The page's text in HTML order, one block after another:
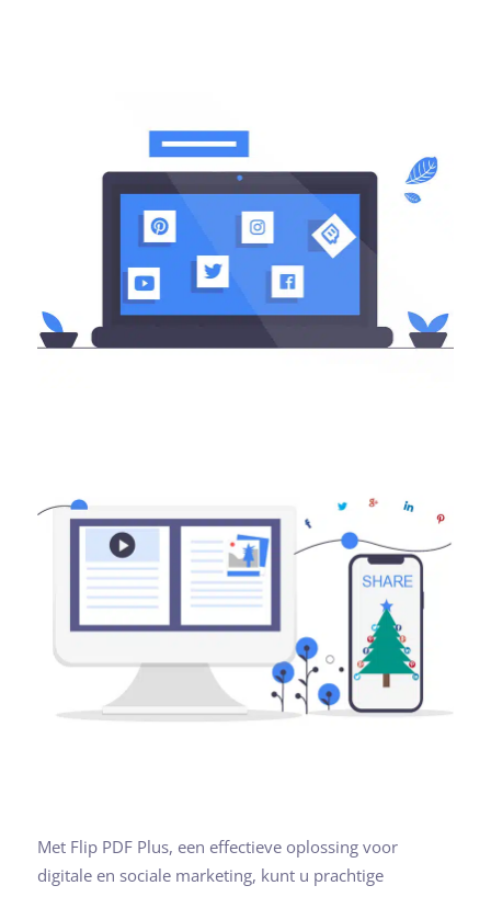
Met Flip PDF Plus, een effectieve oplossing voor
digitale en sociale marketing, kunt u prachtige